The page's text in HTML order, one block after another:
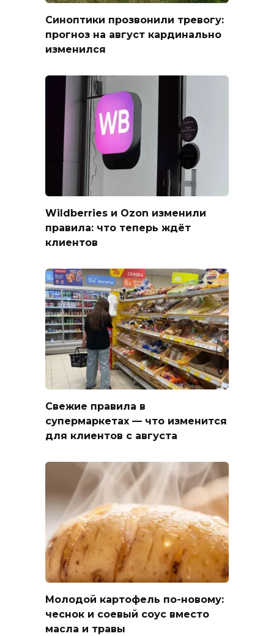
Синоптики прозвонили тревогу:
прогноз на август кардинально
изменился
Wildberries и Ozon изменили
правила: что теперь ждёт
клиентов
Свежие правила в
супермаркетах — что изменится
для клиентов с августа
Молодой картофель по-новому:
чеснок и соевый соус вместо
масла и травы